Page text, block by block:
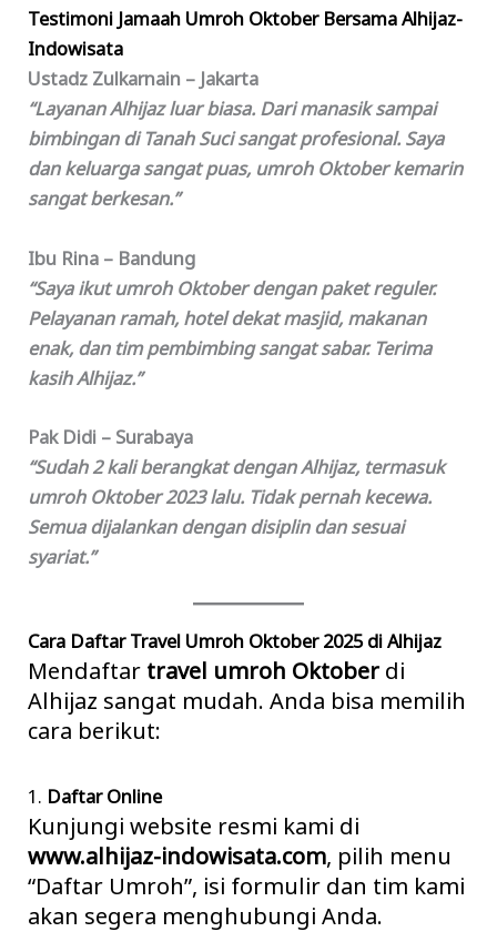
Testimoni Jamaah Umroh Oktober Bersama Alhijaz-
Indowisata
Ustadz Zulkarnain – Jakarta
“Layanan Alhijaz luar biasa. Dari manasik sampai
bimbingan di Tanah Suci sangat profesional. Saya
dan keluarga sangat puas, umroh Oktober kemarin
sangat berkesan.”
Ibu Rina – Bandung
“Saya ikut umroh Oktober dengan paket reguler.
Pelayanan ramah, hotel dekat masjid, makanan
enak, dan tim pembimbing sangat sabar. Terima
kasih Alhijaz.”
Pak Didi – Surabaya
“Sudah 2 kali berangkat dengan Alhijaz, termasuk
umroh Oktober 2023 lalu. Tidak pernah kecewa.
Semua dijalankan dengan disiplin dan sesuai
syariat.”
Cara Daftar Travel Umroh Oktober 2025 di Alhijaz
Mendaftar travel umroh Oktober di
Alhijaz sangat mudah. Anda bisa memilih
cara berikut:
1. Daftar Online
Kunjungi website resmi kami di
www.alhijaz-indowisata.com, pilih menu
“Daftar Umroh”, isi formulir dan tim kami
akan segera menghubungi Anda.